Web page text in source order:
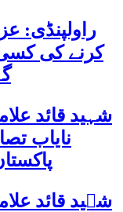
راولپنڈی:
کرنے کی
شہید قائد
نایاب
شہید قائد